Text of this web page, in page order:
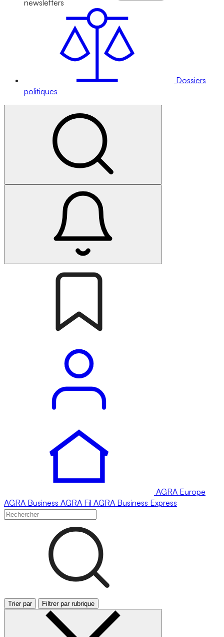
newsletters
Dossiers
politiques
AGRA Europe
AGRA Business AGRA Fil AGRA Business Express
Trier par Filtrer par rubrique